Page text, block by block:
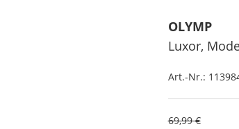
OLYMP
Luxor,
Art.-Nr.:
69,99 €